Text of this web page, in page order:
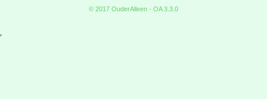
© 2017 OuderAlleen - OA 3.3.0